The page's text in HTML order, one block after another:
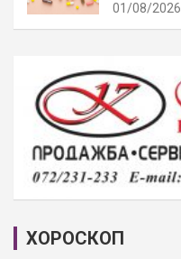
01/08/2026
ХОРОСКОП